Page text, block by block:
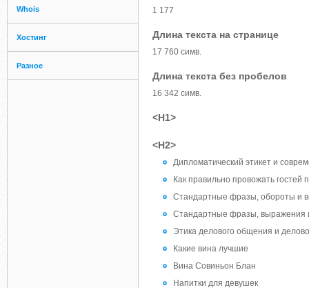
Whois
Хостинг
Разное
1 177
Длина текста на странице
17 760 симв.
Длина текста без пробелов
16 342 симв.
<H1>
<H2>
Дипломатический этикет и
Как правильно провожать гостей
Стандартные фразы, обороты и
Стандартные фразы, выражения
Этика делового общения и
Какие вина лучшие
Вина Совиньон Блан
Напитки для девушек